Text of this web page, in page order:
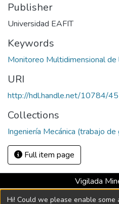
Publisher
Universidad EAFIT
Keywords
Monitoreo Multidimensional de
URI
http://hdl.handle.net/10784/
Collections
Ingeniería Mecánica (trabajo de
Full item page
Vigilada
Universidad con
Hi! Could we please enable